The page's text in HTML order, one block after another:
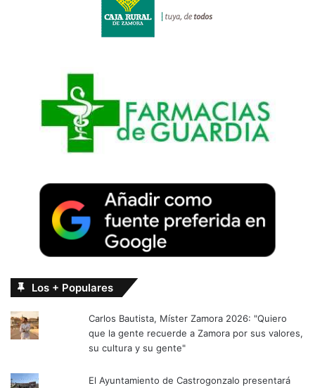
Los + Populares
Carlos Bautista, Míster Zamora 2026: "Quiero
que la gente recuerde a Zamora por sus valores,
su cultura y su gente"
El Ayuntamiento de Castrogonzalo presentará